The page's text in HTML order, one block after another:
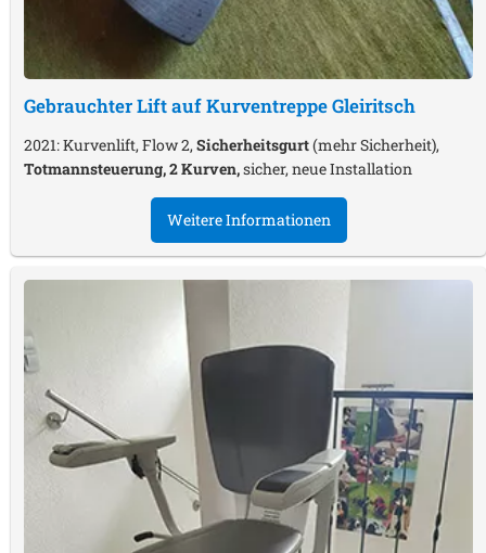
Gebrauchter Lift auf KurventreppeGleiritsch
2021: Kurvenlift, Flow 2, Sicherheitsgurt(mehr Sicherheit),
Totmannsteuerung, 2 Kurven,sicher, neue Installation
Weitere Informationen